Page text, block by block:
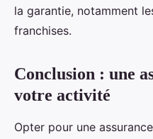
la garantie, notamment
franchises.
Conclusion : une
votre activité
Opter pour une